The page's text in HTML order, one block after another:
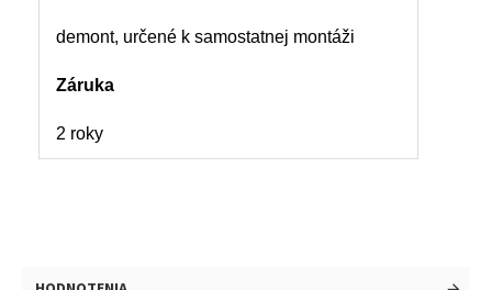
demont, určené k samostatnej montáži
Záruka
2 roky